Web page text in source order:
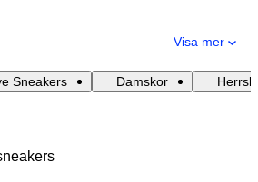
Visa mer
Sneakers Damskor